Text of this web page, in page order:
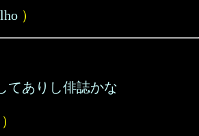
）
てありし俳誌かな
）